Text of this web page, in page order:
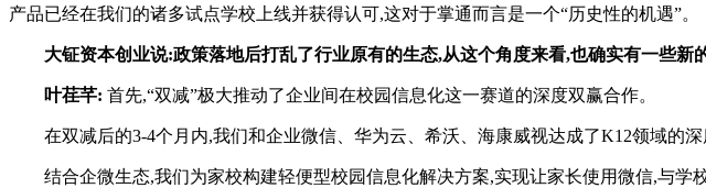
产品已经在我们的诸多试点学校上线并获得认可,这对于掌通而言是一个“历史性的机遇”。
大钲资本创业说:政策落地后打乱了行业原有的生态,从这个角度来看,也确实有一些
叶荏芊: 首先,“双减”极大推动了企业间在校园信息化这一赛道的深度双赢合作。
在双减后的3-4个月内,我们和企业微信、华为云、希沃、海康威视达成了K12领域的深
结合企微生态,我们为家校构建轻便型校园信息化解决方案,实现让家长使用微信,与学